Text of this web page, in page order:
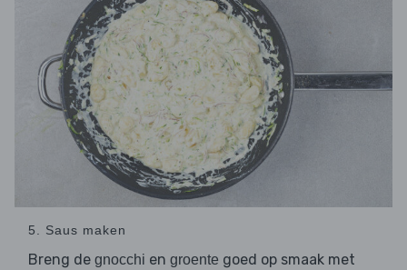
5. Saus maken
Breng de gnocchi en groente goed op smaak met